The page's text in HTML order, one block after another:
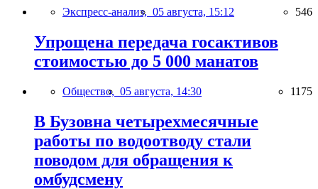
Экспресс-анализ, 05 августа, 15:12 546
Упрощена передача госактивов
стоимостью до 5 000 манатов
Общество, 05 августа, 14:30 1175
В Бузовна четырехмесячные
работы по водоотводу стали
поводом для обращения к
омбудсмену